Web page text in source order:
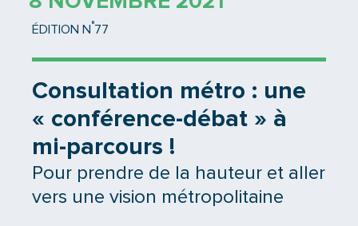
ÉDITION N °77
Consultation métro : une
« conférence-débat » à
mi-parcours !
Pour prendre de la hauteur et aller
vers une vision métropolitaine